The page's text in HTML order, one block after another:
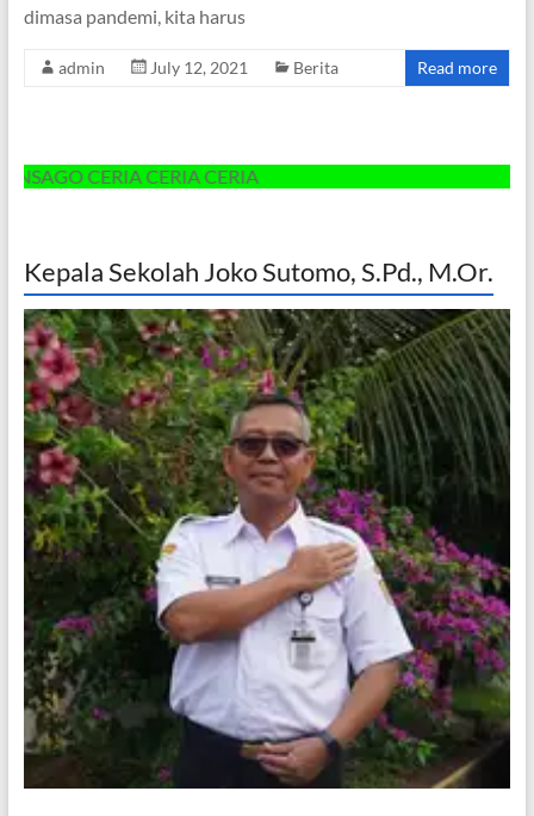
dimasa pandemi, kita harus
admin July 12, 2021 Berita Read more
CERIA CERIA CERIA
Kepala Sekolah Joko Sutomo, S.Pd., M.Or.